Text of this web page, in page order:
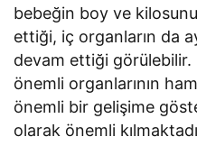
bebeğin boy ve
ettiği, iç organların da
devam ettiği
önemli organlarının
önemli bir gelişime
olarak önemli